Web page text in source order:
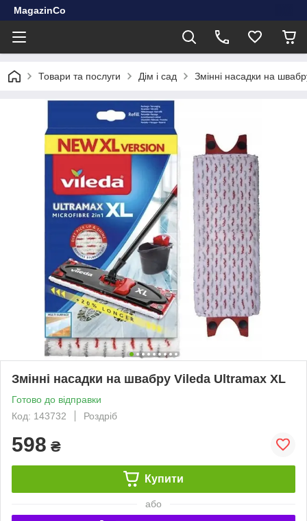
MagazinCo
Товари та послуги Дім і сад Змінні насадки на
Змінні насадки на швабру Vileda Ultramax XL
Готово до відправки
Код: 143732
Роздріб
598 ₴
Купити
або